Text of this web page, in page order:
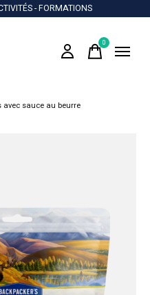
- FORMATIONS
0items
avec sauce au beurre